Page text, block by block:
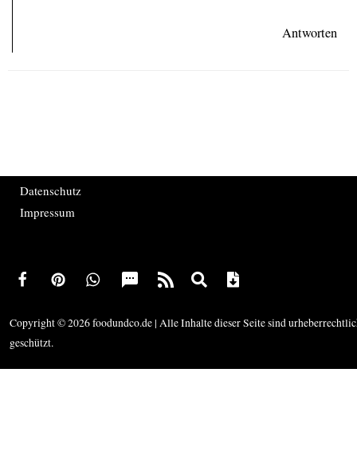
Antworten
Datenschutz
Impressum
Copyright © 2026 foodundco.de | Alle Inhalte dieser Seite sind
geschützt.